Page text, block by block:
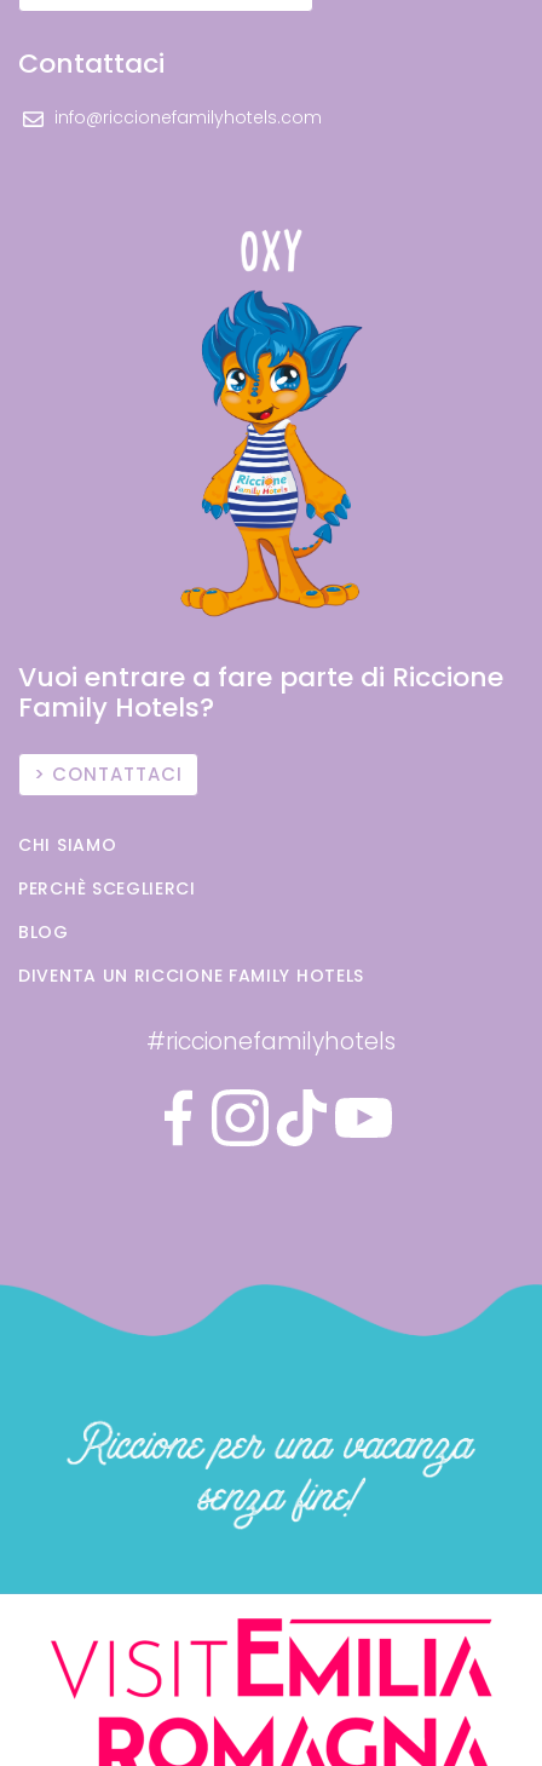
Contattaci
info@riccionefamilyhotels.com
Vuoi entrare a fare parte di Riccione
Family Hotels?
CONTATTACI
CHI SIAMO
PERCHÈ SCEGLIERCI
BLOG
DIVENTA UN RICCIONE FAMILY HOTELS
#riccionefamilyhotels